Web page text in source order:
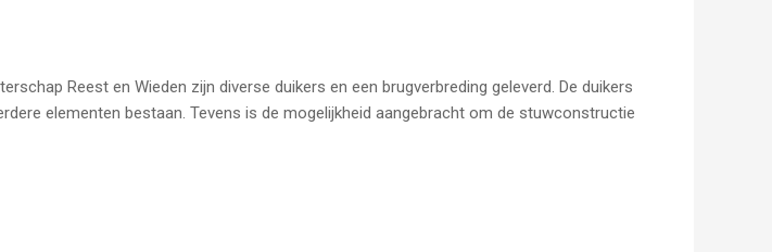
Reest en Wieden zijn diverse duikers en een brugverbreding geleverd. De duikers
elementen bestaan. Tevens is de mogelijkheid aangebracht om de stuwconstructie